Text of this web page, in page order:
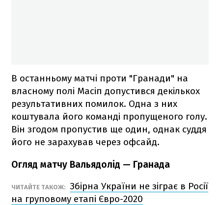
В останньому матчі проти "Гранади" на
власному полі Масіп допустився декількох
результативних помилок. Одна з них
коштувала його команді пропущеного голу.
Він згодом пропустив ще один, однак суддя
його не зарахував через офсайд.
Огляд матчу Вальядолід — Гранада
ЧИТАЙТЕ ТАКОЖ: Збірна України не зіграє в Росії
на груповому етапі Євро-2020